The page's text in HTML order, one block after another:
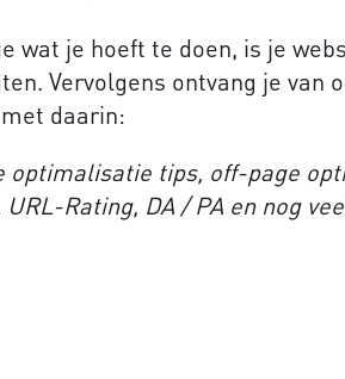
wat je hoeft te doen, is je
Vervolgens ontvang je van
daarin:
optimalisatie tips, off-page
URL-Rating, DA / PA en nog